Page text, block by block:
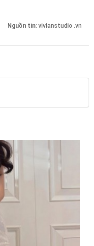
Nguồn tin: vivianstudio .vn